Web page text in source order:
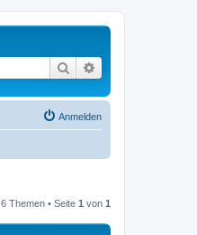
Suche
Anmelden
6 Themen • Seite 1 von 1